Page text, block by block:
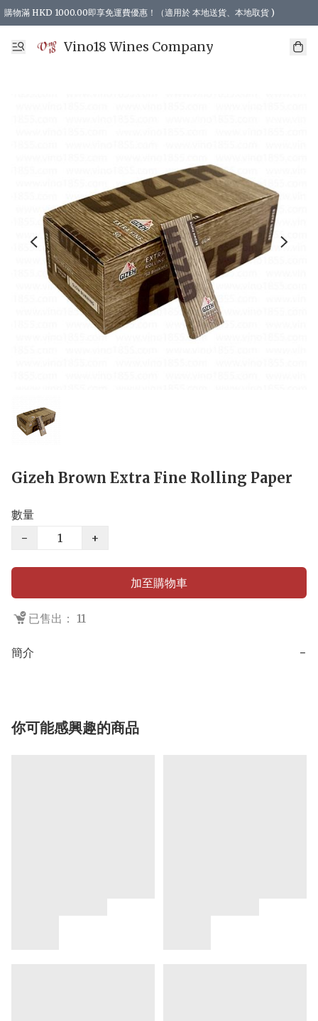
購物滿 HKD 1000.00即享免運費優惠！（適用於 本地送貨、本地取貨 )
Vino18 Wines Company
Gizeh Brown Extra Fine Rolling Paper
數量
−
+
加至購物車
已售出： 11
簡介 −
你可能感興趣的商品